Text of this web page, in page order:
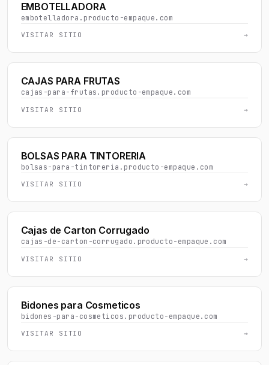
EMBOTELLADORA
embotelladora.producto-empaque.com
VISITAR SITIO →
CAJAS PARA FRUTAS
cajas-para-frutas.producto-empaque.com
VISITAR SITIO →
BOLSAS PARA TINTORERIA
bolsas-para-tintoreria.producto-empaque.com
VISITAR SITIO →
Cajas de Carton Corrugado
cajas-de-carton-corrugado.producto-empaque.com
VISITAR SITIO →
Bidones para Cosmeticos
bidones-para-cosmeticos.producto-empaque.com
VISITAR SITIO →